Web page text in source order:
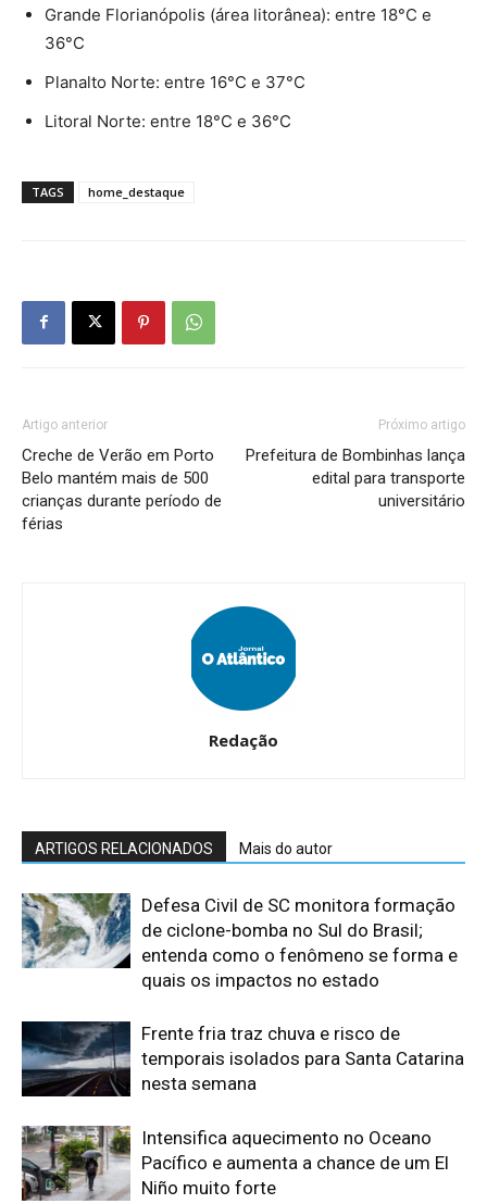
Grande Florianópolis (área litorânea): entre 18°C e
36°C
Planalto Norte: entre 16°C e 37°C
Litoral Norte: entre 18°C e 36°C
TAGS home_destaque
Artigo anterior
Creche de Verão em Porto
Belo mantém mais de 500
crianças durante período de
férias
Próximo artigo
Prefeitura de Bombinhas lança
edital para transporte
universitário
Redação
ARTIGOS RELACIONADOS Mais do autor
Defesa Civil de SC monitora formação
de ciclone-bomba no Sul do Brasil;
entenda como o fenômeno se forma e
quais os impactos no estado
Frente fria traz chuva e risco de
temporais isolados para Santa Catarina
nesta semana
Intensifica aquecimento no Oceano
Pacífico e aumenta a chance de um El
Niño muito forte